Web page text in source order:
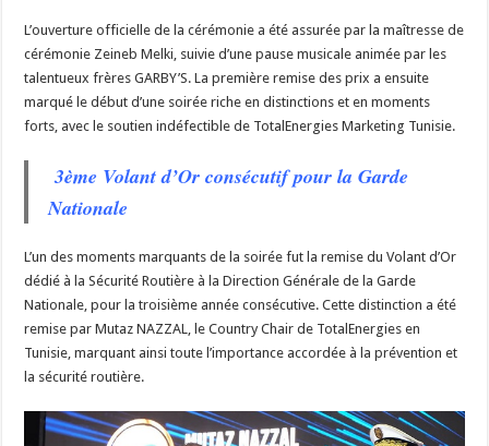
L’ouverture officielle de la cérémonie a été assurée par la maîtresse de
cérémonie Zeineb Melki, suivie d’une pause musicale animée par les
talentueux frères GARBY’S. La première remise des prix a ensuite
marqué le début d’une soirée riche en distinctions et en moments
forts, avec le soutien indéfectible de TotalEnergies Marketing Tunisie.
3ème Volant d’Or consécutif pour la Garde
Nationale
L’un des moments marquants de la soirée fut la remise du Volant d’Or
dédié à la Sécurité Routière à la Direction Générale de la Garde
Nationale, pour la troisième année consécutive. Cette distinction a été
remise par Mutaz NAZZAL, le Country Chair de TotalEnergies en
Tunisie, marquant ainsi toute l’importance accordée à la prévention et
la sécurité routière.